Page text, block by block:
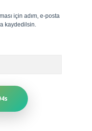
için adım, e-posta
kaydedilsin.